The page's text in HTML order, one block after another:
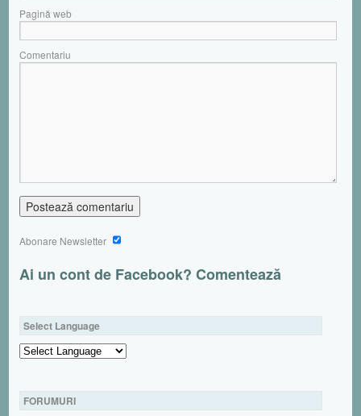
Pagină web
Comentariu
Abonare Newsletter
Ai un cont de Facebook? Comentează
Select Language
FORUMURI